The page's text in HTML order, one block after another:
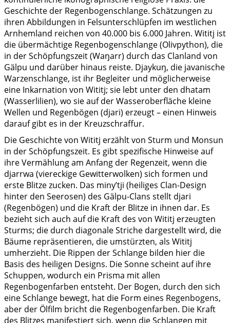
Geschichte der Regenbogenschlange. Schätzungen zu
ihren Abbildungen in Felsunterschlüpfen im westlichen
Arnhemland reichen von 40.000 bis 6.000 Jahren. Wititj ist
die übermächtige Regenbogenschlange (Olivpython), die
in der Schöpfungszeit (Waŋarr) durch das Clanland von
Gälpu und darüber hinaus reiste. Djaykuŋ, die javanische
Warzenschlange, ist ihr Begleiter und möglicherweise
eine Inkarnation von Wititj; sie lebt unter den dhatam
(Wasserlilien), wo sie auf der Wasseroberfläche kleine
Wellen und Regenbögen (djari) erzeugt – einen Hinweis
darauf gibt es in der Kreuzschraffur.
Die Geschichte von Wititj erzählt von Sturm und Monsun
in der Schöpfungszeit. Es gibt spezifische Hinweise auf
ihre Vermählung am Anfang der Regenzeit, wenn die
djarrwa (viereckige Gewitterwolken) sich formen und
erste Blitze zucken. Das miny’tji (heiliges Clan-Design
hinter den Seerosen) des Gälpu-Clans stellt djari
(Regenbögen) und die Kraft der Blitze in ihnen dar. Es
bezieht sich auch auf die Kraft des von Wititj erzeugten
Sturms; die durch diagonale Striche dargestellt wird, die
Bäume repräsentieren, die umstürzten, als Wititj
umherzieht. Die Rippen der Schlange bilden hier die
Basis des heiligen Designs. Die Sonne scheint auf ihre
Schuppen, wodurch ein Prisma mit allen
Regenbogenfarben entsteht. Der Bogen, durch den sich
eine Schlange bewegt, hat die Form eines Regenbogens,
aber der Ölfilm bricht die Regenbogenfarben. Die Kraft
des Blitzes manifestiert sich, wenn die Schlangen mit